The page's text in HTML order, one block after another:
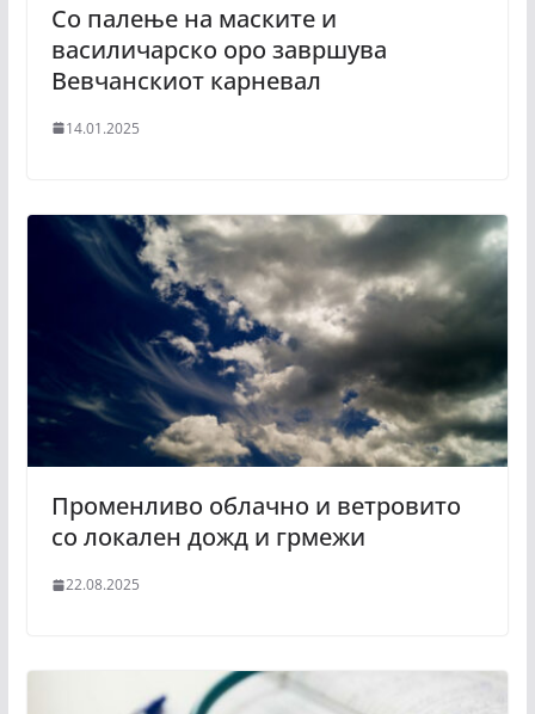
Со палење на маските и
василичарско оро завршува
Вевчанскиот карневал
14.01.2025
Променливо облачно и ветровито
со локален дожд и грмежи
22.08.2025